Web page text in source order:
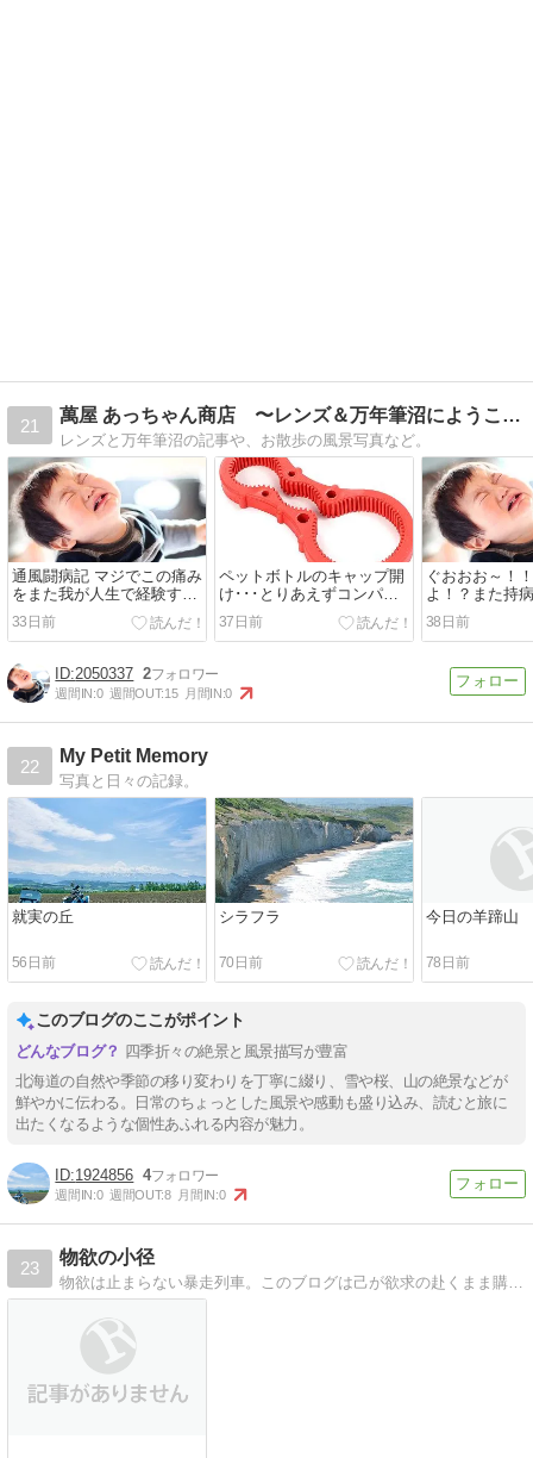
21
萬屋 あっちゃん商店 〜レンズ＆万年筆沼にようこそ♪〜
レンズと万年筆沼の記事や、お散歩の風景写真など。
通風闘病記 マジでこの痛み
をまた我が人生で経験する
事になるとは
33日前
ペットボトルのキャップ開
け･･･とりあえずコンパク
トで済む物に刷新
37日前
ぐおおお～！
よ！？また持
まった。orz
38日前
2050337 2
週間IN:0 週間OUT:15 月間IN:0
22
My Petit Memory
写真と日々の記録。
就実の丘
56日前
シラフラ
70日前
今日の羊蹄山
78日前
このブログのここがポイント
四季折々の絶景と風景描写が豊富
北海道の自然や季節の移り変わりを丁寧に綴り、雪や桜、山の絶景などが
鮮やかに伝わる。日常のちょっとした風景や感動も盛り込み、読むと旅に
出たくなるような個性あふれる内容が魅力。
1924856 4
週間IN:0 週間OUT:8 月間IN:0
23
物欲の小径
物欲は止まらない暴走列車。このブログは己が欲求の赴くまま購買を繰り返した男の、挫折と失敗に満ちあふれた、やらかしの記録である。